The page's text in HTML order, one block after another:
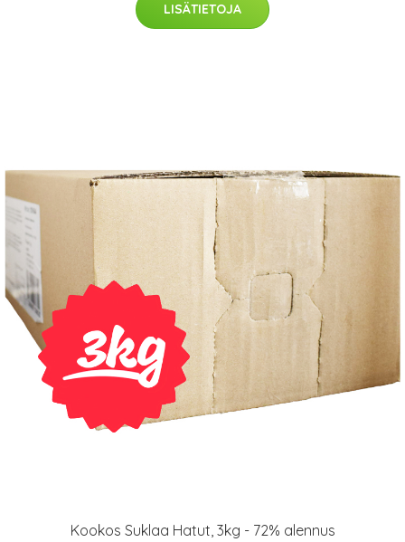
LISÄTIETOJA
Kookos Suklaa Hatut, 3kg - 72% alennus